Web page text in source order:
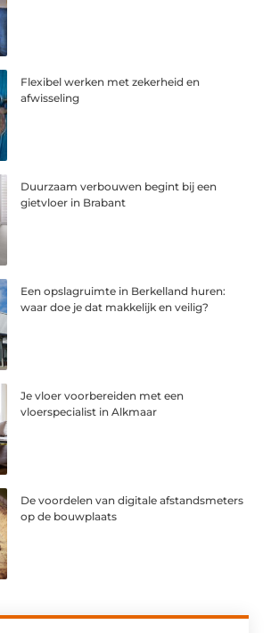
Flexibel werken met zekerheid en
afwisseling
Duurzaam verbouwen begint bij een
gietvloer in Brabant
Een opslagruimte in Berkelland huren:
waar doe je dat makkelijk en veilig?
Je vloer voorbereiden met een
vloerspecialist in Alkmaar
De voordelen van digitale afstandsmeters
op de bouwplaats